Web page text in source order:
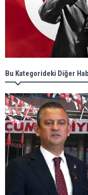
Bu Kategorideki Diğer